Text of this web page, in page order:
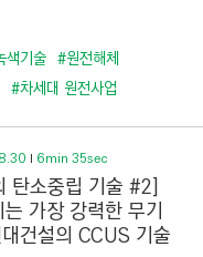
색기술 #원전해체
#차세대 원전사업
6min 35sec
탄소중립 기술 #2]
가장 강력한 무기
건설의 CCUS 기술